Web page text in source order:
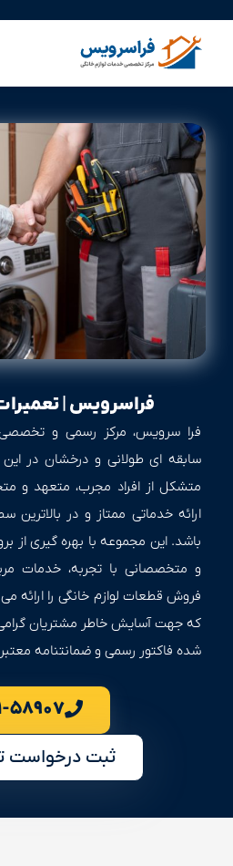
فراسرویس |
فرا سرویس، مرکز رسمی و تخصصی
سابقه ای طولانی و درخشان در این
متشکل از افراد مجرب، متعهد و
ارائه خدماتی ممتاز و در
باشد. این مجموعه با بهره گیری از
و متخصصانی با تجربه، خدمات
فروش قطعات لوازم خانگی را ارائه
که جهت آسایش خاطر مشتریان
شده فاکتور رسمی و ضمانتنامه
۰۲۱-
ثبت درخواست